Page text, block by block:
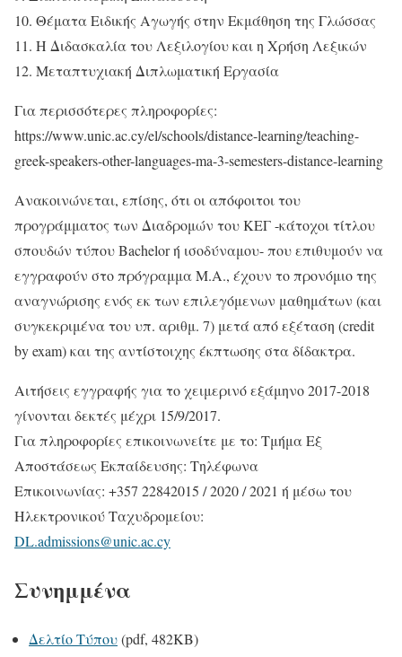
10. Θέματα Ειδικής Αγωγής στην Εκμάθηση της Γλώσσας
11. Η Διδασκαλία του Λεξιλογίου και η Χρήση Λεξικών
12. Μεταπτυχιακή Διπλωματική Εργασία
Για περισσότερες πληροφορίες:
https://www.unic.ac.cy/el/schools/distance-learning/teaching-
greek-speakers-other-languages-ma-3-semesters-distance-learning
Aνακοινώνεται, επίσης, ότι οι απόφοιτοι του
προγράμματος των Διαδρομών του ΚΕΓ -κάτοχοι τίτλου
σπουδών τύπου Βachelor ή ισοδύναμου- που επιθυμούν να
εγγραφούν στο πρόγραμμα Μ.Α., έχουν το προνόμιο της
αναγνώρισης ενός εκ των επιλεγόμενων μαθημάτων (και
συγκεκριμένα του υπ. αριθμ. 7) μετά από εξέταση (credit
by exam) και της αντίστοιχης έκπτωσης στα δίδακτρα.
Αιτήσεις εγγραφής για το χειμερινό εξάμηνο 2017-2018
γίνονται δεκτές μέχρι 15/9/2017.
Για πληροφορίες επικοινωνείτε με το: Τμήμα Εξ
Αποστάσεως Εκπαίδευσης: Τηλέφωνα
Επικοινωνίας: +357 22842015 / 2020 / 2021 ή μέσω του
Ηλεκτρονικού Ταχυδρομείου:
DL.admissions@unic.ac.cy
Συνημμένα
Δελτίο Τύπου(pdf, 482KB)